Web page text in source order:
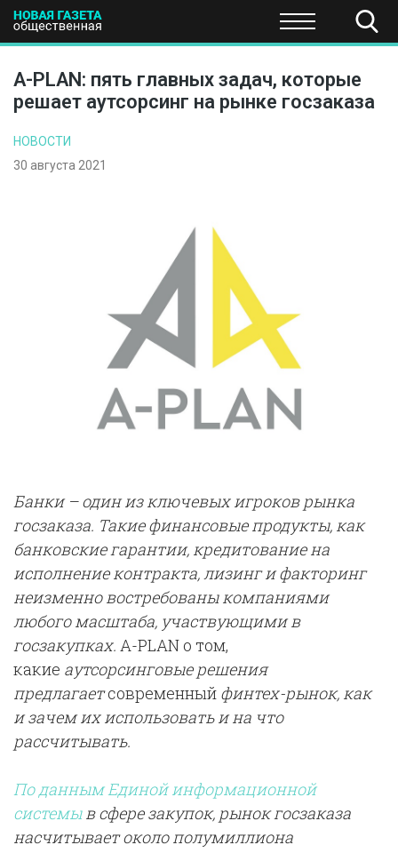
ПОЛИТИКА ЭКОНОМИКА НАУКА И
A-PLAN: пять главных задач, которые
решает аутсорсинг на рынке госзаказа
НОВОСТИ
30 августа 2021
Банки – один из ключевых игроков рынка
госзаказа. Такие финансовые продукты, как
банковские гарантии, кредитование на
исполнение контракта, лизинг и факторинг
неизменно востребованы компаниями
любого масштаба, участвующими в
госзакупках. A-PLAN о том,
какие аутсорсинговые решения
предлагаетсовременный финтех-рынок, как
и зачем их использовать и на что
рассчитывать.
По данным Единой информационной
системыв сфере закупок, рынок госзаказа
насчитывает около полумиллиона